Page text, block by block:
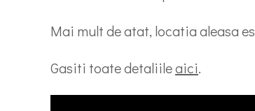
Mai mult de atat, locatia aleasa
Gasiti toate detaliileaici.